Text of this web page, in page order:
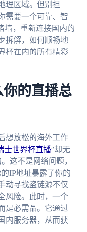
理区域。但别担
需要一个可靠、智
墙，重新连接国内的
拆解，如何顺畅地
杯在内的所有精彩
的直播总
想放松的海外工作
士世界杯直播”却无
这不是网络问题，
IP地址暴露了你的
动寻找盗链源不仅
风险。此时，一个
是必需品。它通过
内服务器，从而获